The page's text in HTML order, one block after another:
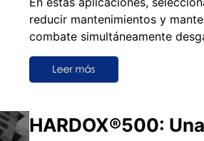
reducir mantenimientos y
combate simultáneamente
HARDOX®500: